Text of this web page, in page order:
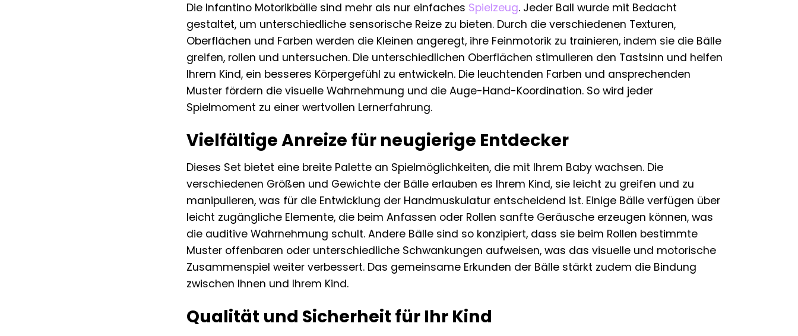
Die Infantino Motorikbälle sind mehr als nur einfaches Spielzeug. Jeder Ball wurde mit Bedacht
gestaltet, um unterschiedliche sensorische Reize zu bieten. Durch die verschiedenen Texturen,
Oberflächen und Farben werden die Kleinen angeregt, ihre Feinmotorik zu trainieren, indem sie die Bälle
greifen, rollen und untersuchen. Die unterschiedlichen Oberflächen stimulieren den Tastsinn und helfen
Ihrem Kind, ein besseres Körpergefühl zu entwickeln. Die leuchtenden Farben und ansprechenden
Muster fördern die visuelle Wahrnehmung und die Auge-Hand-Koordination. So wird jeder
Spielmoment zu einer wertvollen Lernerfahrung.
Vielfältige Anreize für neugierige Entdecker
Dieses Set bietet eine breite Palette an Spielmöglichkeiten, die mit Ihrem Baby wachsen. Die
verschiedenen Größen und Gewichte der Bälle erlauben es Ihrem Kind, sie leicht zu greifen und zu
manipulieren, was für die Entwicklung der Handmuskulatur entscheidend ist. Einige Bälle verfügen über
leicht zugängliche Elemente, die beim Anfassen oder Rollen sanfte Geräusche erzeugen können, was
die auditive Wahrnehmung schult. Andere Bälle sind so konzipiert, dass sie beim Rollen bestimmte
Muster offenbaren oder unterschiedliche Schwankungen aufweisen, was das visuelle und motorische
Zusammenspiel weiter verbessert. Das gemeinsame Erkunden der Bälle stärkt zudem die Bindung
zwischen Ihnen und Ihrem Kind.
Qualität und Sicherheit für Ihr Kind